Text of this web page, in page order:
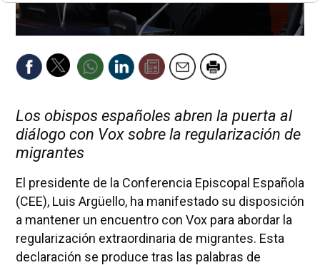
Los obispos españoles abren la puerta al
diálogo con Vox sobre la regularización de
migrantes
El presidente de la Conferencia Episcopal Española
(CEE), Luis Argüello, ha manifestado su disposición
a mantener un encuentro con Vox para abordar la
regularización extraordinaria de migrantes. Esta
declaración se produce tras las palabras de